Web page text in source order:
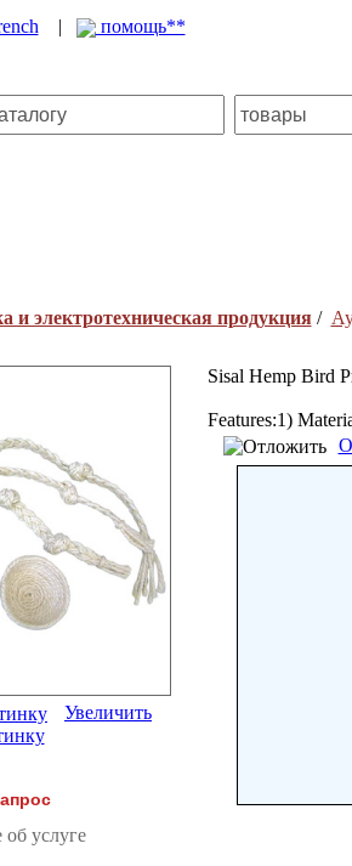
| помощь**
и электротехническая продукция/
Увеличить
об услуге
Sisal Hemp Bird
Features:1)